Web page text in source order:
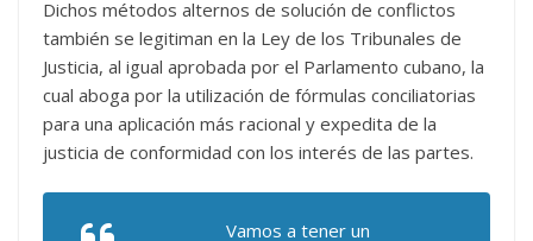
Dichos métodos alternos de solución de conflictos
también se legitiman en la Ley de los Tribunales de
Justicia, al igual aprobada por el Parlamento cubano, la
cual aboga por la utilización de fórmulas conciliatorias
para una aplicación más racional y expedita de la
justicia de conformidad con los interés de las partes.
Vamos a tener un